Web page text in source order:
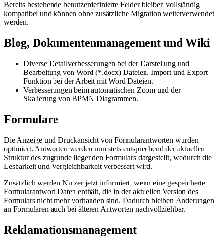
Bereits bestehende benutzerdefinierte Felder bleiben vollständig
kompatibel und können ohne zusätzliche Migration weiterverwendet
werden.
Blog, Dokumentenmanagement und Wiki
Diverse Detailverbesserungen bei der Darstellung und
Bearbeitung von Word (*.docx) Dateien. Import und Export
Funktion bei der Arbeit mit Word Dateien.
Verbesserungen beim automatischen Zoom und der
Skalierung von BPMN Diagrammen.
Formulare
Die Anzeige und Druckansicht von Formularantworten wurden
optimiert. Antworten werden nun stets entsprechend der aktuellen
Struktur des zugrunde liegenden Formulars dargestellt, wodurch die
Lesbarkeit und Vergleichbarkeit verbessert wird.
Zusätzlich werden Nutzer jetzt informiert, wenn eine gespeicherte
Formularantwort Daten enthält, die in der aktuellen Version des
Formulars nicht mehr vorhanden sind. Dadurch bleiben Änderungen
an Formularen auch bei älteren Antworten nachvollziehbar.
Reklamationsmanagement